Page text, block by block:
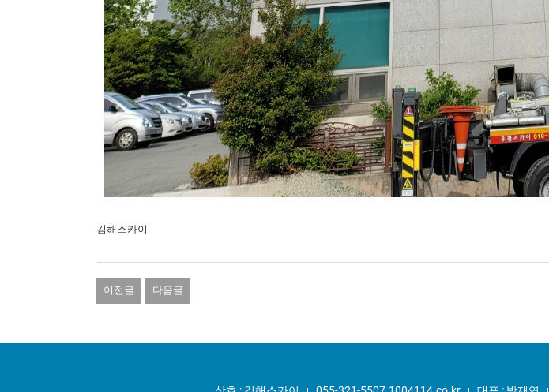
김해스카이
이전글 다음글